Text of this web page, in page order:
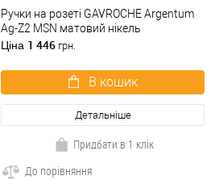
Ручки на розеті GAVROCHE Argentum
Ag-Z2 MSN матовий нікель
Ціна 1 446 грн.
В кошик
Детальніше
Придбати в 1 клік
До порівняння